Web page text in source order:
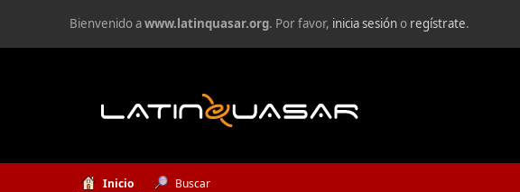
Bienvenido awww.latinquasar.org. Por favor, inicia sesióno regístrate.
Inicio Buscar